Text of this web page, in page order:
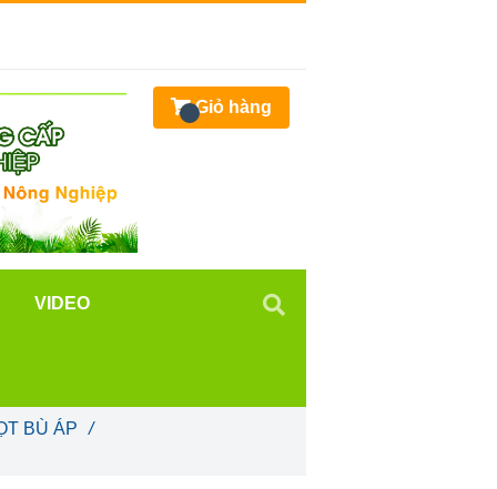
BÙ ÁP
/
Giỏ hàng
VIDEO